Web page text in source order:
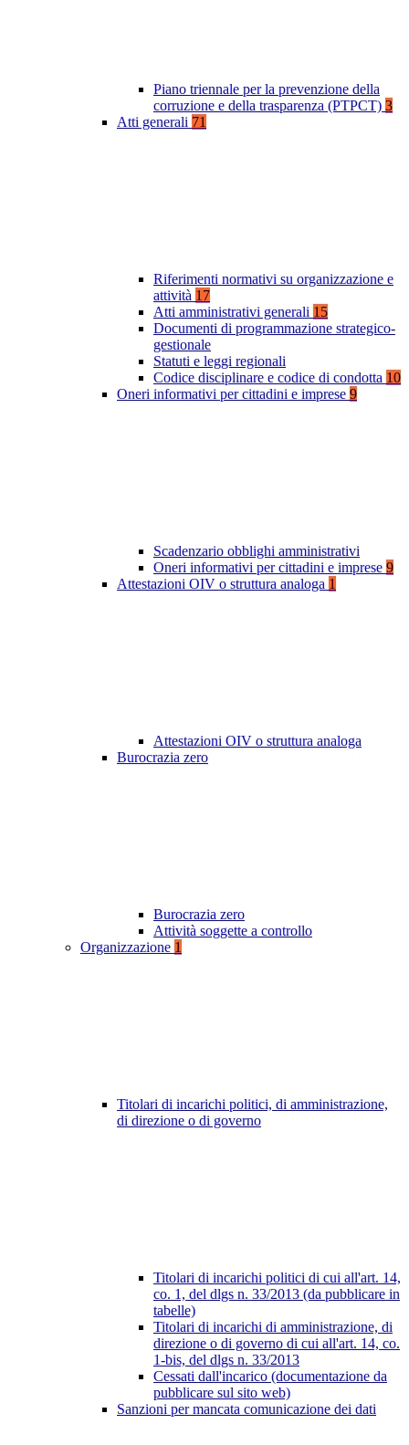
Piano triennale per la prevenzione della
corruzione e della trasparenza (PTPCT) 3
Atti generali 71
Riferimenti normativi su organizzazione e
attività 17
Atti amministrativi generali 15
Documenti di programmazione strategico-
gestionale
Statuti e leggi regionali
Codice disciplinare e codice di condotta 10
Oneri informativi per cittadini e imprese 9
Scadenzario obblighi amministrativi
Oneri informativi per cittadini e imprese 9
Attestazioni OIV o struttura analoga 1
Attestazioni OIV o struttura analoga
Burocrazia zero
Burocrazia zero
Attività soggette a controllo
Organizzazione 1
Titolari di incarichi politici, di amministrazione,
di direzione o di governo
Titolari di incarichi politici di cui all'art. 14,
co. 1, del dlgs n. 33/2013 (da pubblicare in
tabelle)
Titolari di incarichi di amministrazione, di
direzione o di governo di cui all'art. 14, co.
1-bis, del dlgs n. 33/2013
Cessati dall'incarico (documentazione da
pubblicare sul sito web)
Sanzioni per mancata comunicazione dei dati